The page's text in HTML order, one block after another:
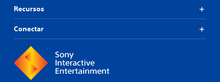
Recursos
Conectar